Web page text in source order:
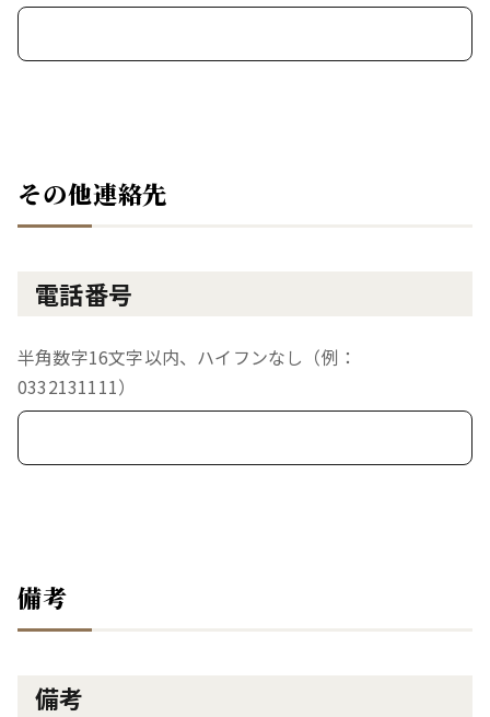
その他連絡先
電話番号
半角数字16文字以内、ハイフンなし（例：
0332131111）
備考
備考